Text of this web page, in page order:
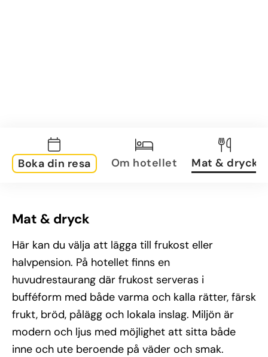
Boka din resa Om hotellet Mat & dryck
Mat & dryck
Här kan du välja att lägga till frukost eller
halvpension. På hotellet finns en
huvudrestaurang där frukost serveras i
bufféform med både varma och kalla rätter, färsk
frukt, bröd, pålägg och lokala inslag. Miljön är
modern och ljus med möjlighet att sitta både
inne och ute beroende på väder och smak.